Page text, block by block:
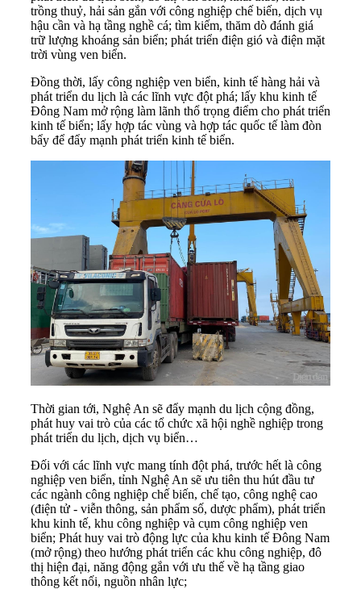
trồng thuỷ, hải sản gắn với công nghiệp chế biến, dịch vụ
hậu cần và hạ tầng nghề cá; tìm kiếm, thăm dò đánh giá
trữ lượng khoáng sản biển; phát triển điện gió và điện mặt
trời vùng ven biển.
Đồng thời, lấy công nghiệp ven biển, kinh tế hàng hải và
phát triển du lịch là các lĩnh vực đột phá; lấy khu kinh tế
Đông Nam mở rộng làm lãnh thổ trọng điểm cho phát triển
kinh tế biển; lấy hợp tác vùng và hợp tác quốc tế làm đòn
bẩy để đẩy mạnh phát triển kinh tế biển.
Thời gian tới, Nghệ An sẽ đẩy mạnh du lịch cộng đồng,
phát huy vai trò của các tổ chức xã hội nghề nghiệp trong
phát triển du lịch, dịch vụ biển…
Đối với các lĩnh vực mang tính đột phá, trước hết là công
nghiệp ven biển, tỉnh Nghệ An sẽ ưu tiên thu hút đầu tư
các ngành công nghiệp chế biến, chế tạo, công nghệ cao
(điện tử - viễn thông, sản phẩm số, dược phẩm), phát triển
khu kinh tế, khu công nghiệp và cụm công nghiệp ven
biển; Phát huy vai trò động lực của khu kinh tế Đông Nam
(mở rộng) theo hướng phát triển các khu công nghiệp, đô
thị hiện đại, năng động gắn với ưu thế về hạ tầng giao
thông kết nối, nguồn nhân lực;